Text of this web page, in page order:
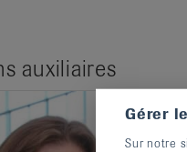
auxiliaires
Gérer
Sur notre